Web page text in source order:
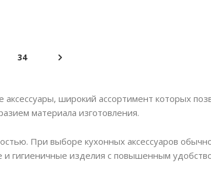
34
широкий ассортимент которых
материала изготовления.
При выборе кухонных аксессуаров
гигиеничные изделия с повышенным